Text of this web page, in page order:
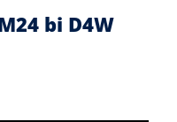
bi D4W